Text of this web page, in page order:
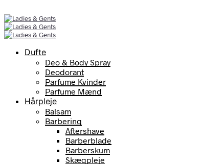
Dufte
Deo & Body Spray
Deodorant
Parfume Kvinder
Parfume Mænd
Hårpleje
Balsam
Barbering
Aftershave
Barberblade
Barberskum
Skægpleje